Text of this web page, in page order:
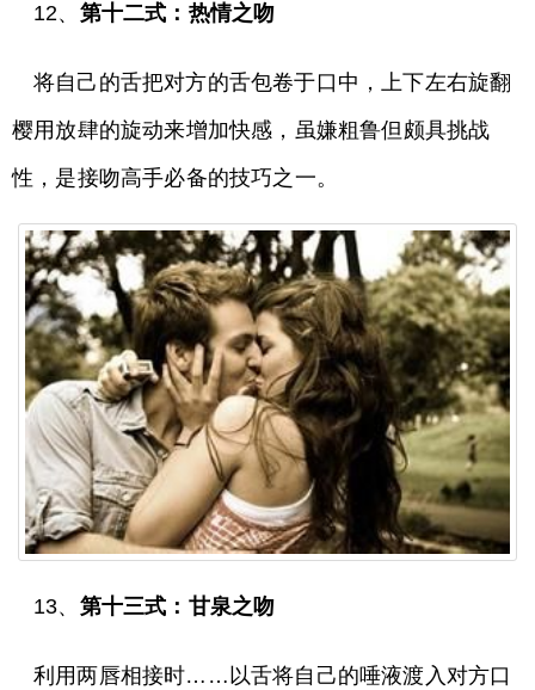
12、 第十二式：热情之吻
将自己的舌把对方的舌包卷于口中，上下左右旋翻
樱用放肆的旋动来增加快感，虽嫌粗鲁但颇具挑战
性，是接吻高手必备的技巧之一。
13、 第十三式：甘泉之吻
利用两唇相接时……以舌将自己的唾液渡入对方口